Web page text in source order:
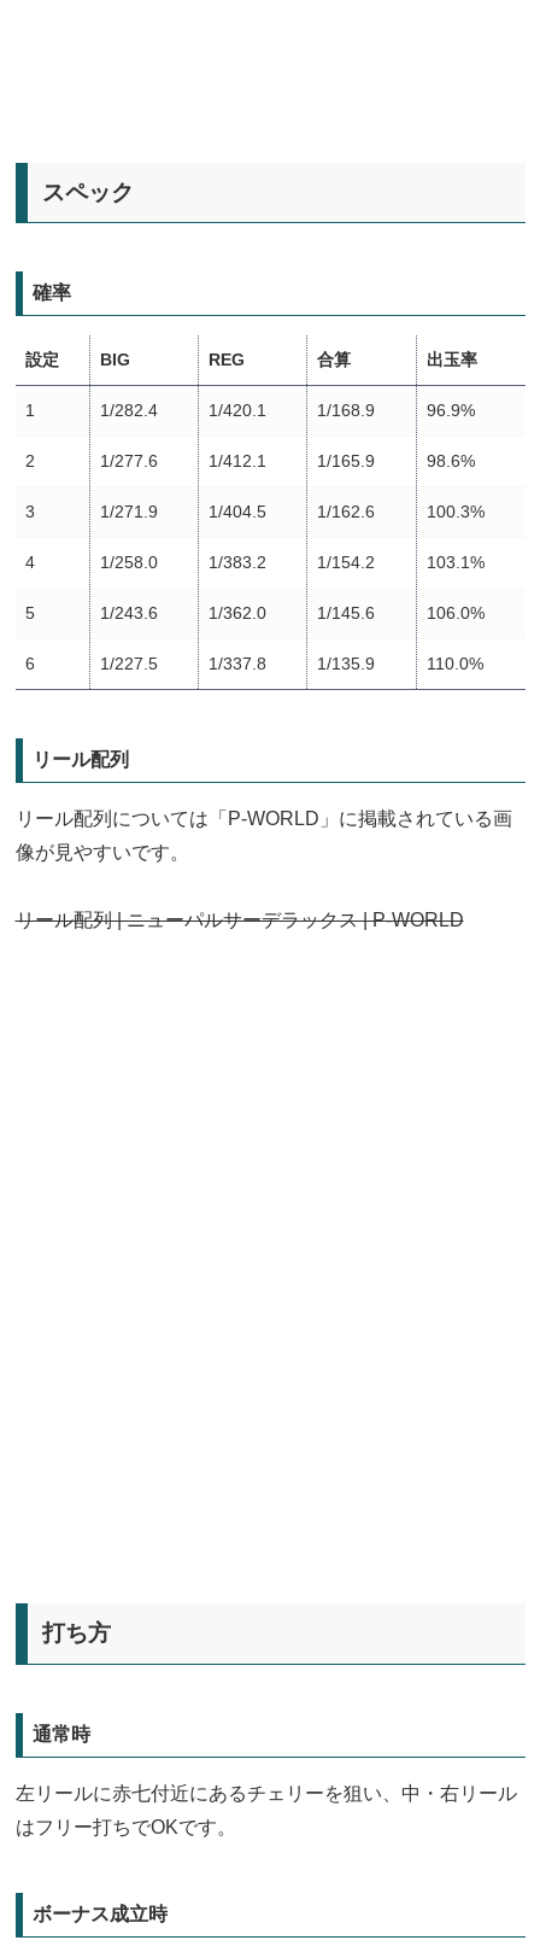
スペック
確率
設定 BIG REG 合算 出玉率
1 1/282.4 1/420.1 1/168.9 96.9%
2 1/277.6 1/412.1 1/165.9 98.6%
3 1/271.9 1/404.5 1/162.6 100.3%
4 1/258.0 1/383.2 1/154.2 103.1%
5 1/243.6 1/362.0 1/145.6 106.0%
6 1/227.5 1/337.8 1/135.9 110.0%
リール配列
リール配列については「P-WORLD」に掲載されている画
像が見やすいです。
リール配列 | ニューパルサーデラックス | P-WORLD
打ち方
通常時
左リールに赤七付近にあるチェリーを狙い、中・右リール
はフリー打ちでOKです。
ボーナス成立時